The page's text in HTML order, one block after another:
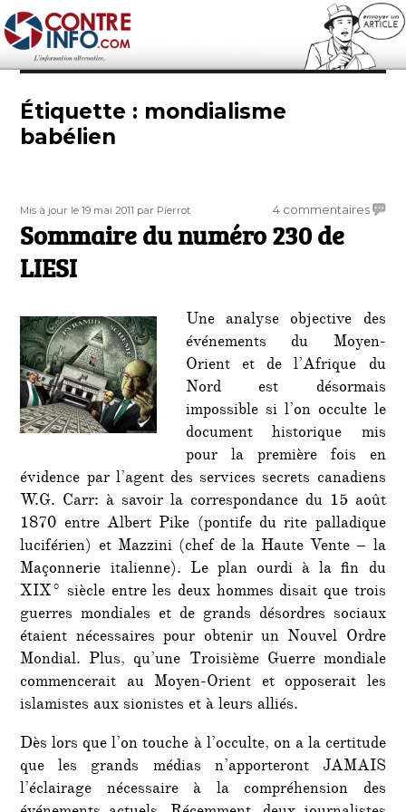
Contre-Info
Étiquette : mondialisme
babélien
Publié
le
Mis à jour le 19 mai 2011 Auteur
par Pierrot 4 commentairessur
LIESI
Sommaire du numéro 230 de
LIESI
Une analyse objective des
événements du Moyen-
Orient et de l’Afrique du
Nord est désormais
impossible si l’on occulte le
document historique mis
pour la première fois en
évidence par l’agent des services secrets canadiens
W.G. Carr: à savoir la correspondance du 15 août
1870 entre Albert Pike (pontife du rite palladique
luciférien) et Mazzini (chef de la Haute Vente – la
Maçonnerie italienne). Le plan ourdi à la fin du
XIX° siècle entre les deux hommes disait que trois
guerres mondiales et de grands désordres sociaux
étaient nécessaires pour obtenir un Nouvel Ordre
Mondial. Plus, qu’une Troisième Guerre mondiale
commencerait au Moyen-Orient et opposerait les
islamistes aux sionistes et à leurs alliés.
Dès lors que l’on touche à l’occulte, on a la certitude
que les grands médias n’apporteront JAMAIS
l’éclairage nécessaire à la compréhension des